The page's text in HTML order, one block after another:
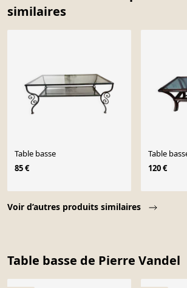
similaires
Voir d’autres produits similaires
Table basse
85 €
Table
120 €
Table basse de Pierre Vandel